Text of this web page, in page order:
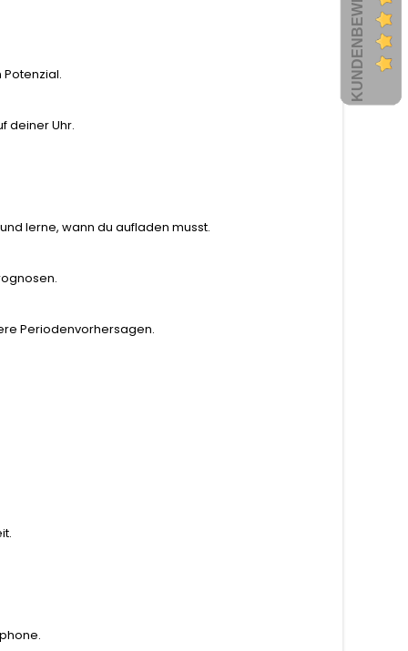
deiner Uhr.
lerne, wann du aufladen musst.
Periodenvorhersagen.